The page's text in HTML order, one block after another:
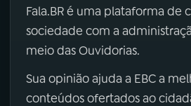
Fala.BR é uma plataforma de
sociedade com a
meio das Ouvidorias.
Sua opinião ajuda a EBC a
conteúdos ofertados ao